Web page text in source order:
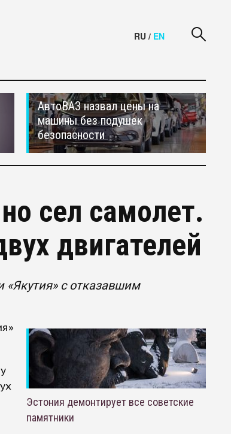
RU / EN
АвтоВАЗ назвал цены на
машины без подушек
безопасности
сел самолет.
двигателей
«Якутия» с отказавшим
Эстония демонтирует все советские
памятники